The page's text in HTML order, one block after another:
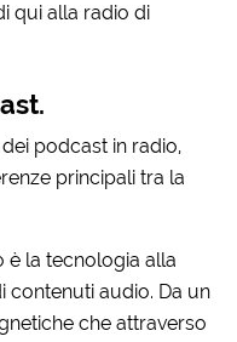
qui alla radio di
podcast in radio,
principali tra la
è la tecnologia alla
contenuti audio. Da un
che attraverso